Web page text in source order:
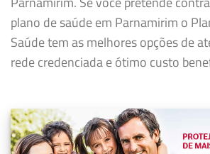
plano de saúde em Parnamirim o
Saúde tem as melhores opções de
rede credenciada e ótimo custo